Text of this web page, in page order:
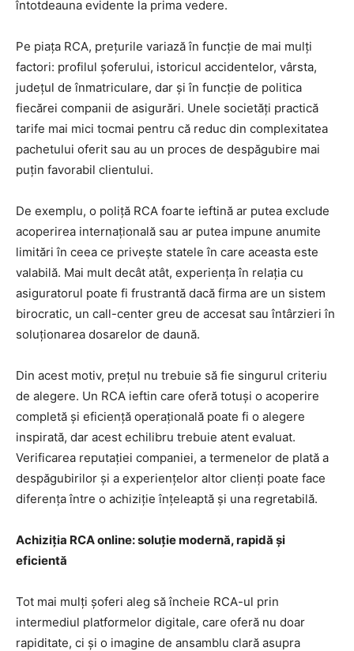
întotdeauna evidente la prima vedere.
Pe piața RCA, prețurile variază în funcție de mai mulți
factori: profilul șoferului, istoricul accidentelor, vârsta,
județul de înmatriculare, dar și în funcție de politica
fiecărei companii de asigurări. Unele societăți practică
tarife mai mici tocmai pentru că reduc din complexitatea
pachetului oferit sau au un proces de despăgubire mai
puțin favorabil clientului.
De exemplu, o poliță RCA foarte ieftină ar putea exclude
acoperirea internațională sau ar putea impune anumite
limitări în ceea ce privește statele în care aceasta este
valabilă. Mai mult decât atât, experiența în relația cu
asiguratorul poate fi frustrantă dacă firma are un sistem
birocratic, un call-center greu de accesat sau întârzieri în
soluționarea dosarelor de daună.
Din acest motiv, prețul nu trebuie să fie singurul criteriu
de alegere. Un RCA ieftin care oferă totuși o acoperire
completă și eficiență operațională poate fi o alegere
inspirată, dar acest echilibru trebuie atent evaluat.
Verificarea reputației companiei, a termenelor de plată a
despăgubirilor și a experiențelor altor clienți poate face
diferența între o achiziție înțeleaptă și una regretabilă.
Achiziția RCA online: soluție modernă, rapidă și
eficientă
Tot mai mulți șoferi aleg să încheie RCA-ul prin
intermediul platformelor digitale, care oferă nu doar
rapiditate, ci și o imagine de ansamblu clară asupra